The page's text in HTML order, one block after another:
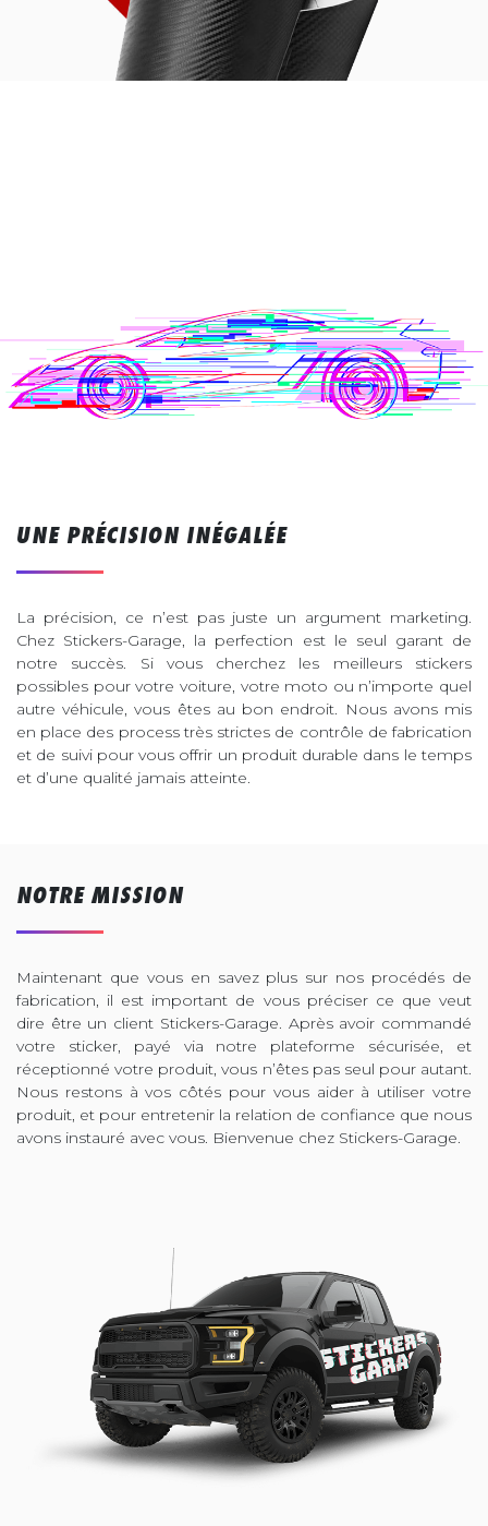
UNE PRÉCISION INÉGALÉE
La précision, ce n’est pas juste un argument marketing.
Chez Stickers-Garage, la perfection est le seul garant de
notre succès. Si vous cherchez les meilleurs stickers
possibles pour votre voiture, votre moto ou n’importe quel
autre véhicule, vous êtes au bon endroit. Nous avons mis
en place des process très strictes de contrôle de fabrication
et de suivi pour vous offrir un produit durable dans le temps
et d’une qualité jamais atteinte.
NOTRE MISSION
Maintenant que vous en savez plus sur nos procédés de
fabrication, il est important de vous préciser ce que veut
dire être un client Stickers-Garage. Après avoir commandé
votre sticker, payé via notre plateforme sécurisée, et
réceptionné votre produit, vous n’êtes pas seul pour autant.
Nous restons à vos côtés pour vous aider à utiliser votre
produit, et pour entretenir la relation de confiance que nous
avons instauré avec vous. Bienvenue chez Stickers-Garage.